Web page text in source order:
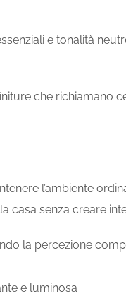
e tonalità
che richiamano
l’ambiente
casa senza creare
la percezione